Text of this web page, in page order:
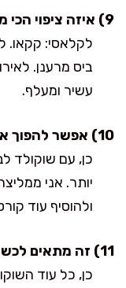
9) איזה ציפוי הכי מומלץ?
לקלאסי: קקאו.
ביס מרענן.
עשיר ומעלף.
10) אפשר להפוך את זה לטראפלס לבנים?
כן, עם שוקולד
יותר. אני
ולהוסיף עוד
11) זה מתאים לכשרות פרווה?
כן, כל עוד